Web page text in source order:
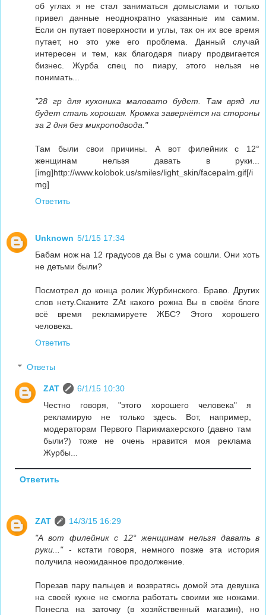
об углах я не стал заниматься домыслами и только
привел данные неоднократно указанные им самим.
Если он путает поверхности и углы, так он их все время
путает, но это уже его проблема. Данный случай
интересен и тем, как благодаря пиару продвигается
бизнес. Журба спец по пиару, этого нельзя не
понимать...
"28 гр для кухоника маловато будет. Там вряд ли
будет сталь хорошая. Кромка завернётся на стороны
за 2 дня без микроподвода."
Там были свои причины. А вот филейник c 12°
женщинам нельзя давать в руки...
[img]http://www.kolobok.us/smiles/light_skin/facepalm.gif[/i
mg]
Ответить
Unknown 5/1/15 17:34
Бабам нож на 12 градусов да Вы с ума сошли. Они хоть
не детьми были?
Посмотрел до конца ролик Журбинского. Браво. Других
слов нету.Скажите ZAt какого рожна Вы в своём блоге
всё время рекламируете ЖБС? Этого хорошего
человека.
Ответить
Ответы
ZAT
6/1/15 10:30
Честно говоря, "этого хорошего человека" я
рекламирую не только здесь. Вот, например,
модераторам Первого Парикмахерского (давно там
были?) тоже не очень нравится моя реклама
Журбы...
Ответить
ZAT
14/3/15 16:29
"А вот филейник c 12° женщинам нельзя давать в
руки..."- кстати говоря, немного позже эта история
получила неожиданное продолжение.
Порезав пару пальцев и возвратясь домой эта девушка
на своей кухне не смогла работать своими же ножами.
Понесла на заточку (в хозяйственный магазин), но